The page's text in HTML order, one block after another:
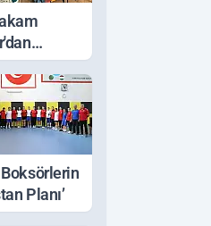
Etkilenen
Boksörlerin
Planı’